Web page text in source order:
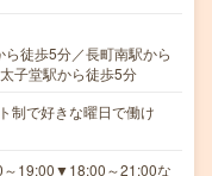
徒歩5分／長町南駅から
子堂駅から徒歩5分
制で好きな曜日で働け
19:00▼18:00～21:00な